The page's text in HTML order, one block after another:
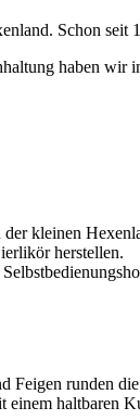
Schon seit
haben wir
kleinen
herstellen.
Feigen runden
einem haltbaren